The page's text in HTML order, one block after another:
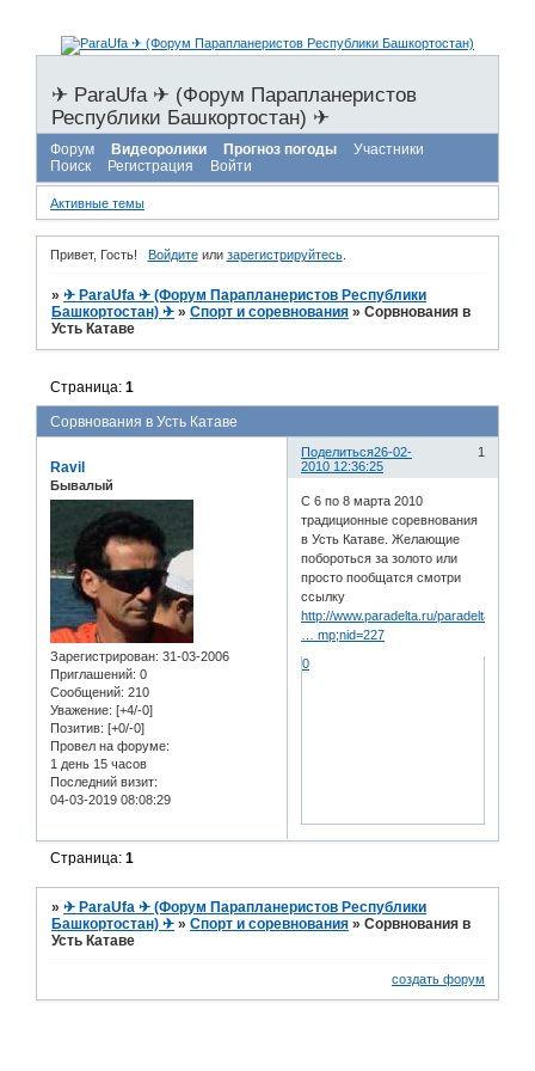
✈ ParaUfa ✈ (Форум Парапланеристов
Республики Башкортостан) ✈
Форум Видеоролики Прогноз погоды
Участники
Поиск
Регистрация Войти
Активные темы
Привет, Гость! Войдитеили зарегистрируйтесь.
»✈ ParaUfa ✈ (Форум Парапланеристов Республики
Башкортостан) ✈ »Спорт и соревнования »Сорвнования в
Усть Катаве
Сорвнования в Усть Катаве
Страница:1
Поделиться 1
26-02-
2010 12:36:25
Ravil
Бывалый
Зарегистрирован: 31-03-2006
Приглашений: 0
Сообщений: 210
Уважение: [+4/-0]
Позитив: [+0/-0]
Провел на форуме:
1 день 15 часов
Последний визит:
04-03-2019 08:08:29
С 6 по 8 марта 2010
традиционные соревнования
в Усть Катаве. Желающие
побороться за золото или
просто пообщатся смотри
ссылку
http://www.paradelta.ru/paradelta/page.
… mp;nid=227
0
Страница:1
»✈ ParaUfa ✈ (Форум Парапланеристов Республики
Башкортостан) ✈ »Спорт и соревнования »Сорвнования в
Усть Катаве
создать форум